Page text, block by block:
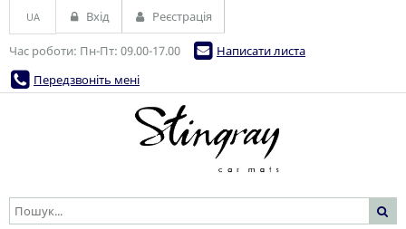
Час роботи: Пн-Пт: 09.00-17.00
Написати листа
Передзвоніть мені
UA Вхід Реєстрація